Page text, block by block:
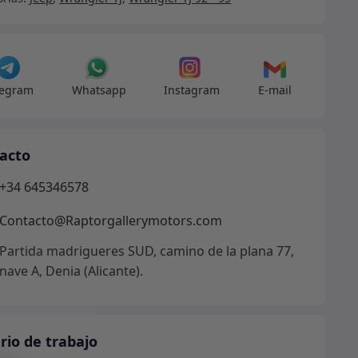
Whatsapp Instagram E-mail
+34 645346578
Contacto@Raptorgallerymotors.com
Partida madrigueres SUD, camino de la plana 77,
nave A, Denia (Alicante).
de trabajo